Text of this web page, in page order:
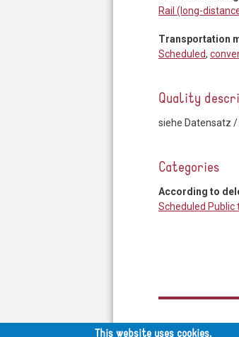
Rail (long-
Transportation
Scheduled,
Quality
siehe Datensatz
Categories
According to
Scheduled Public
This website uses cookies.